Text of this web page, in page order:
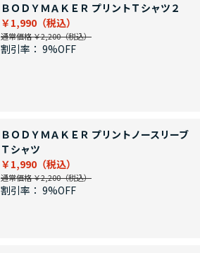
ＢＯＤＹＭＡＫＥＲ プリントＴシャツ２
￥1,990
通常価格 ￥2,200
割引率： 9%OFF
ＢＯＤＹＭＡＫＥＲ プリントノースリーブ
Ｔシャツ
￥1,990
通常価格 ￥2,200
割引率： 9%OFF